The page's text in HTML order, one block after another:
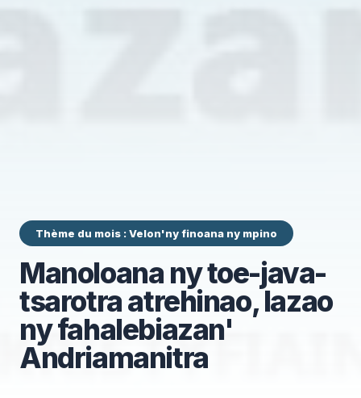
Thème du mois : Velon'ny finoana ny mpino
Manoloana ny toe-java-
tsarotra atrehinao, lazao
ny fahalebiazan'
Andriamanitra